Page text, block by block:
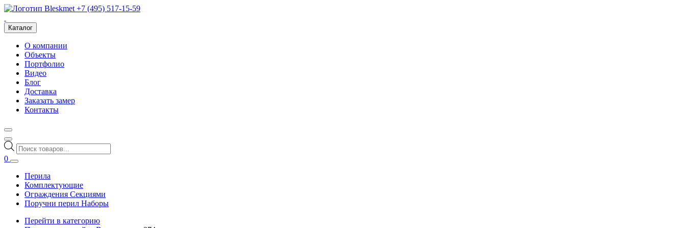
+7 (495) 517-15-59
Каталог
О компании
Объекты
Портфолио
Видео
Блог
Доставка
Заказать замер
Контакты
Поиск
товаров
0
Перила
Комплектующие
Ограждения Секциями
Поручни перил Наборы
Перейти в категорию